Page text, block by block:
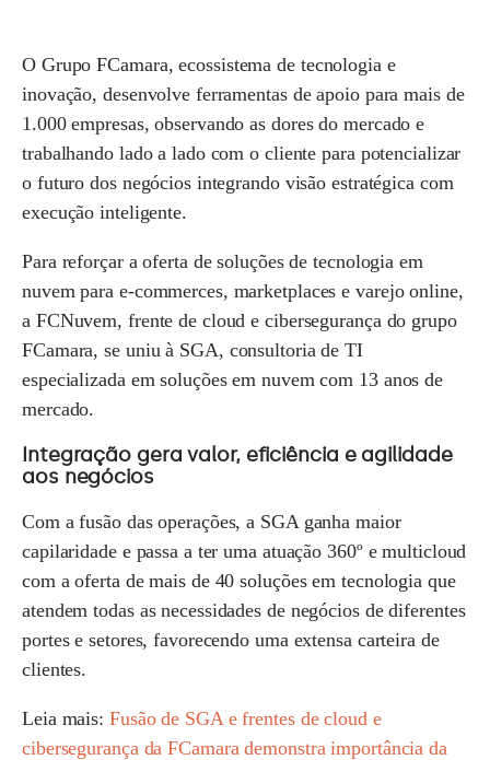
O Grupo FCamara, ecossistema de tecnologia e
inovação, desenvolve ferramentas de apoio para mais de
1.000 empresas, observando as dores do mercado e
trabalhando lado a lado com o cliente para potencializar
o futuro dos negócios integrando visão estratégica com
execução inteligente.
Para reforçar a oferta de soluções de tecnologia em
nuvem para e-commerces, marketplaces e varejo online,
a FCNuvem, frente de cloud e cibersegurança do grupo
FCamara, se uniu à SGA, consultoria de TI
especializada em soluções em nuvem com 13 anos de
mercado.
Integração gera valor, eficiência e agilidade
aos negócios
Com a fusão das operações, a SGA ganha maior
capilaridade e passa a ter uma atuação 360º e multicloud
com a oferta de mais de 40 soluções em tecnologia que
atendem todas as necessidades de negócios de diferentes
portes e setores, favorecendo uma extensa carteira de
clientes.
Leia mais: Fusão de SGA e frentes de cloud e
cibersegurança da FCamara demonstra importância da